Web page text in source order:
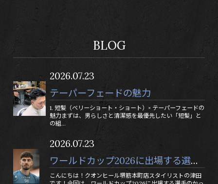
BLOG
2026.07.23
テーパーフェードの魅力
1. 短髪（ベリーショート・ショート）× テーパーフェードの
魅力まずは、男らしさと清潔感を最優先したい「短髪」と
の組...
2026.07.23
ワールドカップ2026に出場する選手のかっこいい髪形3選！
こんにちは！クオンヒール堺筋本町店スタイリストの津田